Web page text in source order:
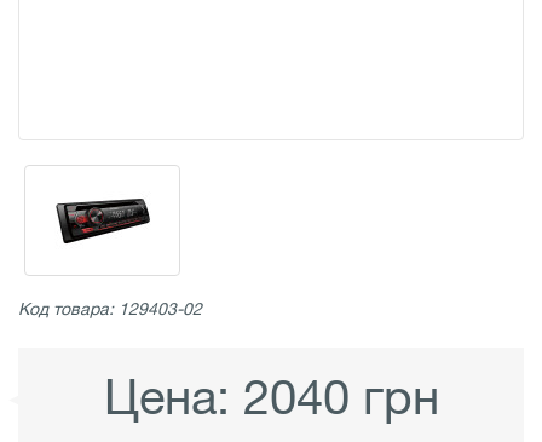
Код товара: 129403-02
Цена: 2040 грн